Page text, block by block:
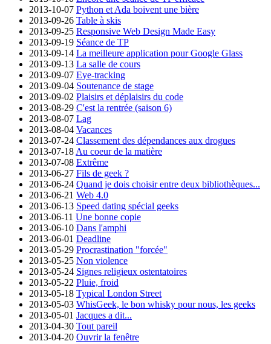
2013-10-07 Python et Ada boivent une bière
2013-09-26 Table à skis
2013-09-25 Responsive Web Design Made Easy
2013-09-19 Séance de TP
2013-09-14 La meilleure application pour Google Glass
2013-09-13 La salle de cours
2013-09-07 Eye-tracking
2013-09-04 Soutenance de stage
2013-09-02 Plaisirs et déplaisirs du code
2013-08-29 C'est la rentrée (saison 6)
2013-08-07 Lag
2013-08-04 Vacances
2013-07-24 Classement des dépendances aux drogues
2013-07-18 Au coeur de la matière
2013-07-08 Extrême
2013-06-27 Fils de geek ?
2013-06-24 Quand je dois choisir entre deux bibliothèques...
2013-06-21 Web 4.0
2013-06-13 Speed dating spécial geeks
2013-06-11 Une bonne copie
2013-06-10 Dans l'amphi
2013-06-01 Deadline
2013-05-29 Procrastination "forcée"
2013-05-25 Non violence
2013-05-24 Signes religieux ostentatoires
2013-05-22 Pluie, froid
2013-05-18 Typical London Street
2013-05-03 WhisGeek, le bon whisky pour nous, les geeks
2013-05-01 Jacques a dit...
2013-04-30 Tout pareil
2013-04-20 Ouvrir la fenêtre